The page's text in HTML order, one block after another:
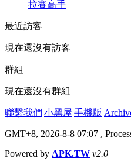
拉賽高手
最近訪客
現在還沒有訪客
群組
現在還沒有群組
聯繫我們|小黑屋|手機版|
GMT+8, 2026-8-8 07:07 ,
Powered by APK.TW v2.0